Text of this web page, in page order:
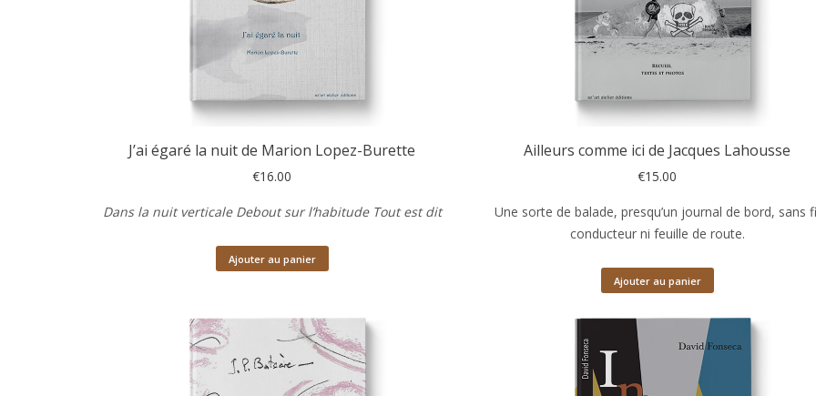
J’ai égaré la nuit de Marion Lopez-Burette
€16.00
Dans la nuit verticale Debout sur l’habitude Tout est dit
Ajouter au panier
Ailleurs comme ici de Jacques Lahousse
€15.00
Une sorte de balade, presqu’un journal de bord, sans
conducteur ni feuille de route.
Ajouter au panier